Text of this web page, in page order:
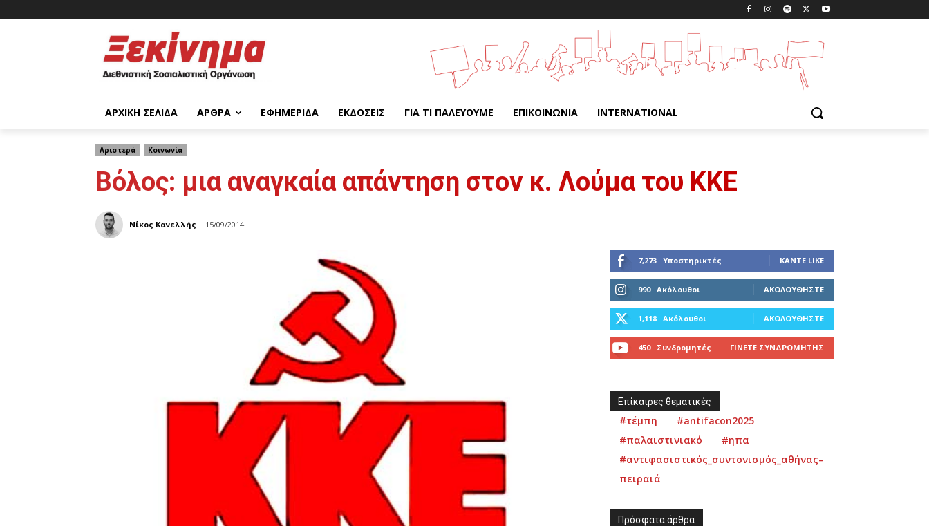
ΑΡΧΙΚΉ ΣΕΛΊΔΑ ΆΡΘΡΑ ΕΦΗΜΕΡΊΔΑ ΕΚΔΌΣΕΙΣ ΓΙΑ ΤΙ ΠΑΛΕΎΟΥΜΕ ΕΠΙΚΟΙΝΩΝΊΑ INTERNATIONAL
Αριστερά Κοινωνία
Βόλος: μια αναγκαία απάντηση στον κ. Λούμα του ΚΚΕ
Νίκος Κανελλής 15/09/2014
7,273 Υποστηρικτές ΚΆΝΤΕ LIKE
990 Ακόλουθοι ΑΚΟΛΟΥΘΉΣΤΕ
1,118 Ακόλουθοι ΑΚΟΛΟΥΘΉΣΤΕ
450 Συνδρομητές ΓΊΝΕΤΕ ΣΥΝΔΡΟΜΗΤΉΣ
Επίκαιρες θεματικές
#τέμπη
#antifacon2025
#παλαιστινιακό
#ηπα
#αντιφασιστικός_συντονισμός_αθήνας–
πειραιά
Πρόσφατα άρθρα